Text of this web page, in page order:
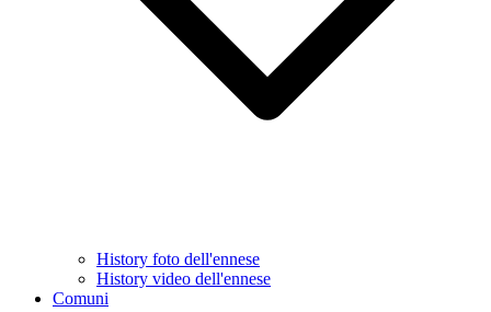
History foto dell'ennese
History video dell'ennese
Comuni